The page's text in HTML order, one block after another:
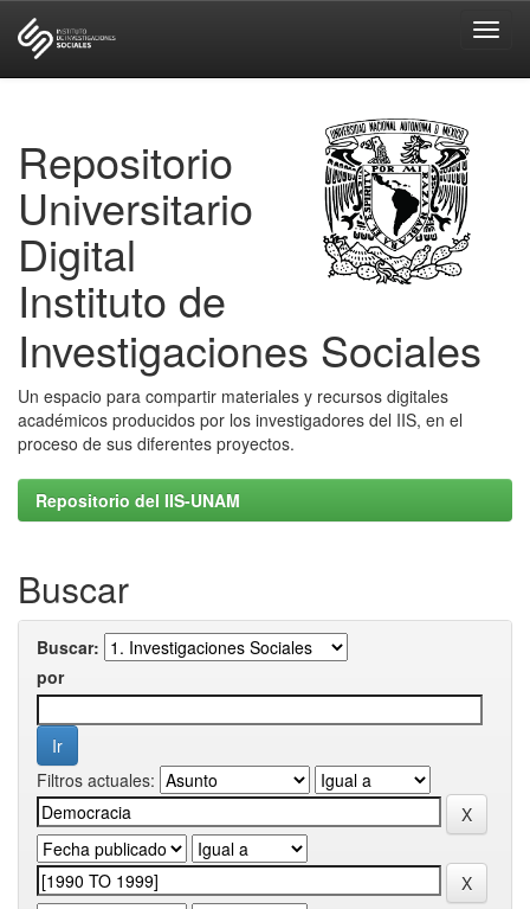
Repositorio
Universitario
Digital
Instituto de
Investigaciones Sociales
Un espacio para compartir materiales y recursos digitales
académicos producidos por los investigadores del IIS, en el
proceso de sus diferentes proyectos.
Repositorio del IIS-UNAM
Buscar
Buscar:
por
Filtros actuales: